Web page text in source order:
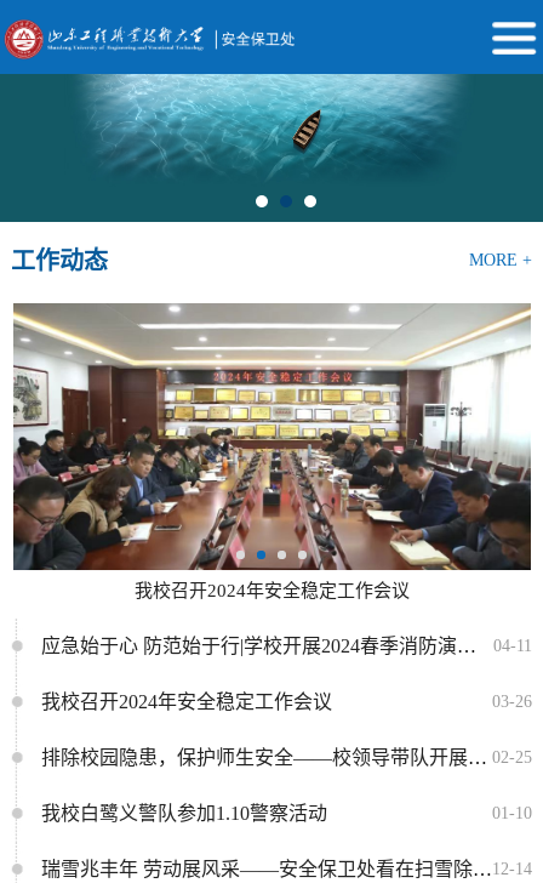
工作动态 MORE +
我校召开2024年安全稳定工作会议
04-11
应急始于心 防范始于行|学校开展2024春季消防演练活动
03-26
我校召开2024年安全稳定工作会议
02-25
排除校园隐患，保护师生安全——校领导带队开展春季开学安全检查
01-10
我校白鹭义警队参加1.10警察活动
12-14
瑞雪兆丰年 劳动展风采——安全保卫处看在扫雪除冰工作